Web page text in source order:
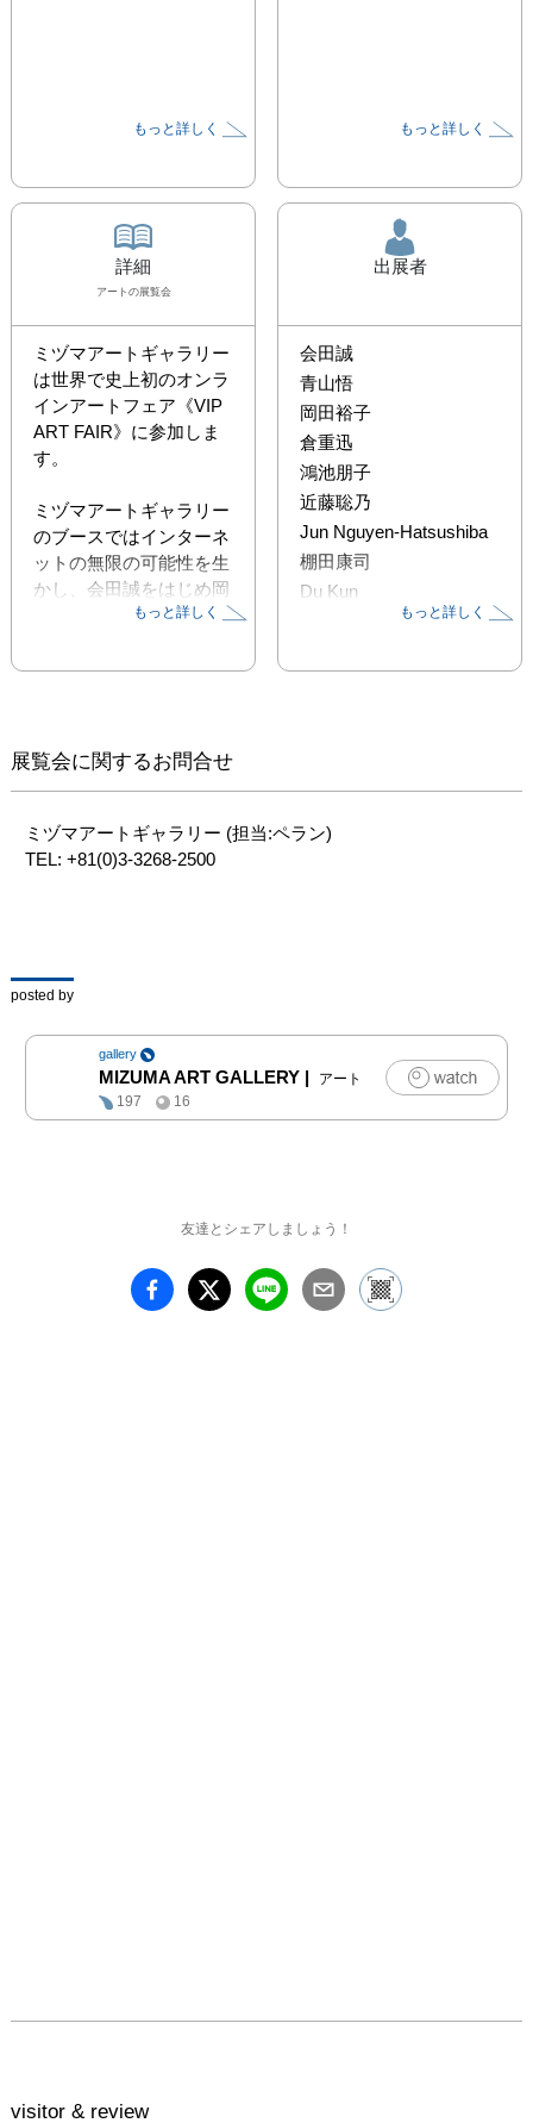
もっと詳しく もっと詳しく
詳細
アート の展覧会
ミヅマアートギャラリー
は世界で史上初のオンラ
インアートフェア《VIP
ART FAIR》に参加しま
す。
ミヅマアートギャラリー
のブースではインターネ
ットの無限の可能性を生
かし、会田誠をはじめ岡
田裕子、鴻池朋子、ジュ
どの多くのビデオ作品や
ます。
その他現代アートの最先
端を走る世界30カ国、
オフィス、旅先など世界
各地から、これまでにな
い方法でお気軽に楽しん
で頂けます。
もっと詳しく
出展者
会田誠
青山悟
岡田裕子
倉重迅
鴻池朋子
近藤聡乃
Jun Nguyen-Hatsushiba
棚田康司
Du Kun
もっと詳しく
展覧会に関するお問合せ
ミヅマアートギャラリー (担当:ペラン)
TEL: +81(0)3-3268-2500
posted by
gallery
MIZUMA ART GALLERY |
アート
197
16
友達とシェアしましょう！
visitor & review